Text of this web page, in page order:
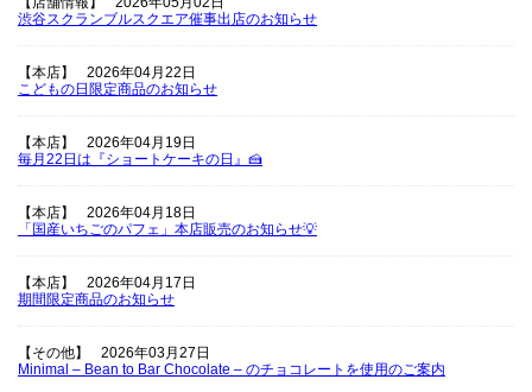
渋谷スクランブルスクエア催事出店のお知らせ
【本店】
2026年04月22日
こどもの日限定商品のお知らせ
【本店】
2026年04月19日
毎月22日は『ショートケーキの日』🍰
【本店】
2026年04月18日
「国産いちごのパフェ」本店販売のお知らせ💡
【本店】
2026年04月17日
期間限定商品のお知らせ
【その他】
2026年03月27日
Minimal – Bean to Bar Chocolate – のチョコレートを使用のご案内